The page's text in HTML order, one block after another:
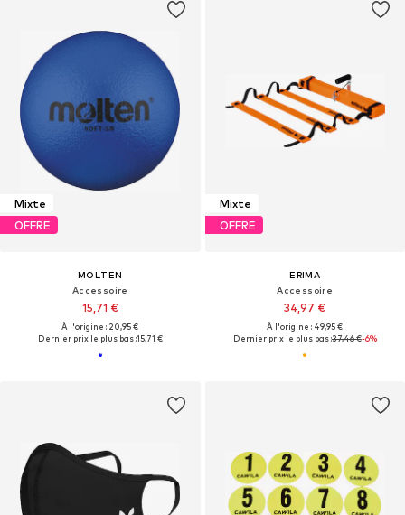
Mixte
OFFRE
MOLTEN
Accessoire
15,71 €
À l'origine : 20,95 €
Dernier prix le plus bas :15,71 €
Mixte
OFFRE
ERIMA
Accessoire
34,97 €
À l'origine : 49,95 €
Dernier prix le plus bas :37,46 €-6%